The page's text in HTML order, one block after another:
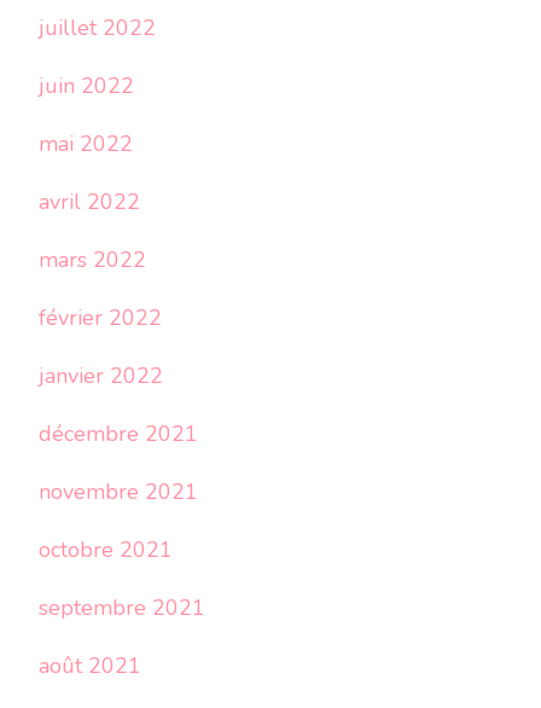
juillet 2022
juin 2022
mai 2022
avril 2022
mars 2022
février 2022
janvier 2022
décembre 2021
novembre 2021
octobre 2021
septembre 2021
août 2021